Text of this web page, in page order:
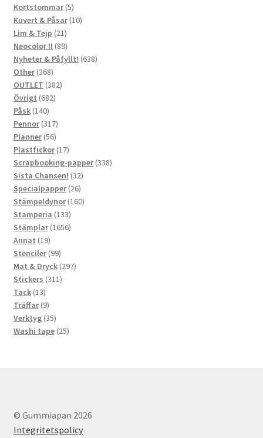
produkter
Kortstommar 55
produkter
Kuvert & Påsar 1010
Lim & Tejp 2121
produkter
Neocolor II 8989
produkter
Nyheter & Påfyllt! 638638
Other 368368
produkter
OUTLET 382382
Övrigt 682682
Påsk 140140
produkter
Pennor 317317
produkter
Planner 5656
produkter
Plastfickor 1717
produkter
Scrapbooking-papper 338338
Sista Chansen! 3232
produkter
Specialpapper 2626
produkter
Stämpeldynor 160160
Stamperia 133133
produkter
Stämplar 16561656
Annat 1919
produkter
Stenciler 9999
produkter
Mat & Dryck 297297
Stickers 311311
Tack 1313
produkter
Träffar 99
produkter
Verktyg 3535
produkter
Washi tape 2525
© Gummiapan 2026
Integritetspolicy